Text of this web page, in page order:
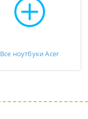
Все ноутбуки Acer